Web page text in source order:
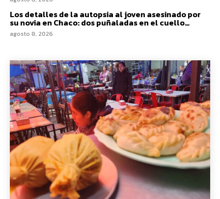
Los detalles de la autopsia al joven asesinado por
su novia en Chaco: dos puñaladas en el cuello…
agosto 8, 2026